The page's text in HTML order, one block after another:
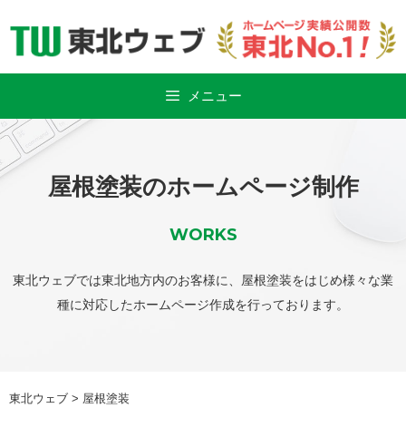
メニュー
屋根塗装のホームページ制作
WORKS
東北ウェブでは東北地方内のお客様に、屋根塗装をはじめ様々な業
種に対応したホームページ作成を行っております。
東北ウェブ > 屋根塗装